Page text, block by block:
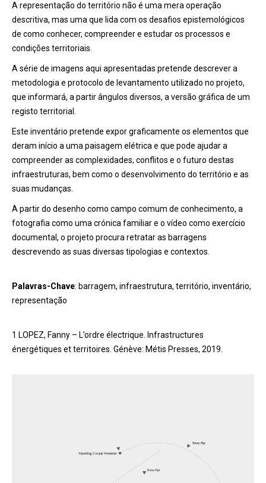
A representação do território não é uma mera operação
descritiva, mas uma que lida com os desafios epistemológicos
de como conhecer, compreender e estudar os processos e
condições territoriais.
A série de imagens aqui apresentadas pretende descrever a
metodologia e protocolo de levantamento utilizado no projeto,
que informará, a partir ângulos diversos, a versão gráfica de um
registo territorial.
Este inventário pretende expor graficamente os elementos que
deram início a uma paisagem elétrica e que pode ajudar a
compreender as complexidades, conflitos e o futuro destas
infraestruturas, bem como o desenvolvimento do território e as
suas mudanças.
A partir do desenho como campo comum de conhecimento, a
fotografia como uma crónica familiar e o vídeo como exercício
documental, o projeto procura retratar as barragens
descrevendo as suas diversas tipologias e contextos.
Palavras-Chave: barragem, infraestrutura, território, inventário,
representação
1 LOPEZ, Fanny – L’ordre électrique. Infrastructures
énergétiques et territoires. Génève: Métis Presses, 2019.